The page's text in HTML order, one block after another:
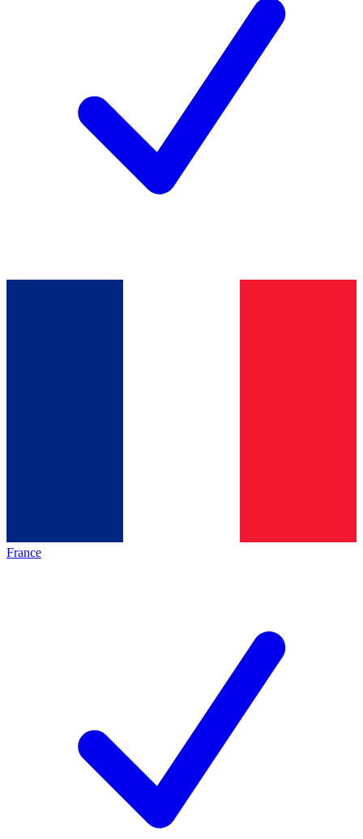
France